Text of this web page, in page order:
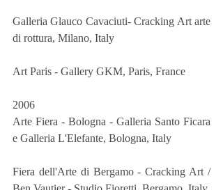
Galleria Glauco Cavaciuti- Cracking Art arte
di rottura, Milano, Italy
Art Paris - Gallery GKM, Paris, France
2006
Arte Fiera - Bologna - Galleria Santo Ficara
e Galleria L'Elefante, Bologna, Italy
Fiera dell'Arte di Bergamo - Cracking Art /